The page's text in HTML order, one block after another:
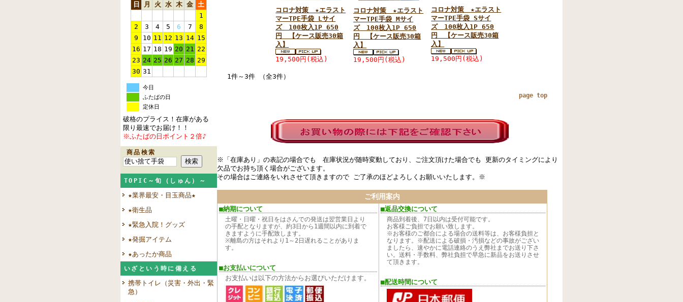
日
月 火 水 木 金 土
1
2
3 4 5 6 7
8
9
10 11 12 13 14 15
16 17 18 19 20 21 22
23 24 25 26 27 28 29
30 31
今日
ふたばの日
定休日
破格のプライス！在庫がある
限り最速でお届け！！
※ふたばの日ポイント２倍♪
商品検索
TOPIC～旬（しゅん）～
★業界最安・目玉商品★
★衛生品
★緊急入院！グッズ
★発掘アイテム
★あったか商品
いざという時に備える
携帯トイレ（災害・外出・緊
急）
コロナ対策 ★エラスト
マーTPE手袋 Lサイ
ズ 100枚入1P 650
円 【ケース販売30箱
入】
19,500円 (税込)
コロナ対策 ★エラスト
マーTPE手袋 Mサイ
ズ 100枚入1P 650
円 【ケース販売30箱
入】
19,500円 (税込)
コロナ対策 ★エラスト
マーTPE手袋 Sサイ
ズ 100枚入1P 650
円 【ケース販売30箱
入】
19,500円 (税込)
1件～3件 （全3件）
page top
※「在庫あり」の表記の場合でも 在庫状況が随時変動しており、ご注文頂けた場合でも 更新のタイミングにより
欠品でお持ち頂く場合がございます。
その場合はご連絡をいれさせて頂きますので ご了承のほどよろしくお願いいたします。※
ご利用案内
■納期について
土曜・日曜・祝日をはさんでの発送は翌営業日より
の手配となりますが、約3日から1週間以内に到着で
きますように手配致します。
※離島の方はそれより1～2日遅れることがありま
す。
■お支払いについて
お支払いは以下の方法からお選びいただけます。
■返品交換について
商品到着後、7日以内は受付可能です。
お客様ご負担でお願い致します。
※お客様のご都合による場合の送料等は、お客様負担と
なります。※配送による破損・汚損などの事故がござい
ましたら、速やかに電話連絡のうえ弊社までお送り下さ
い。送料・手数料、弊社負担で早急に新品をお送りさせ
て頂きます。
■配送時間について